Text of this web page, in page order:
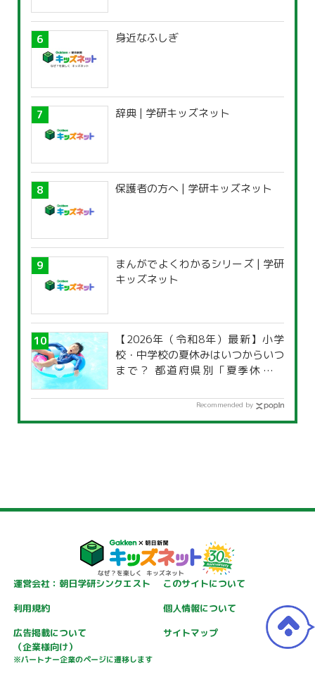
身近なふしぎ
辞典 | 学研キッズネット
保護者の方へ | 学研キッズネット
まんがでよくわかるシリーズ | 学研
キッズネット
【2026年（令和8年）最新】小学
校・中学校の夏休みはいつからいつ
まで？ 都道府県別「夏季休暇一
Recommended by
運営会社：朝日学研シンクエスト
このサイトについて
利用規約
個人情報について
広告掲載について
（企業様向け）
※パートナー企業のページに遷移します
サイトマップ